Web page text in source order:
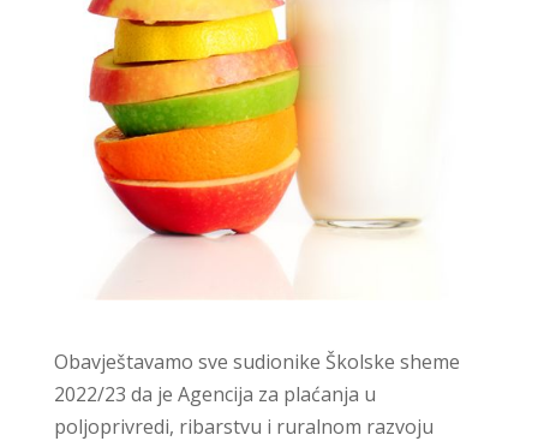
Obavještavamo sve sudionike Školske sheme
2022/23 da je Agencija za plaćanja u
poljoprivredi, ribarstvu i ruralnom razvoju